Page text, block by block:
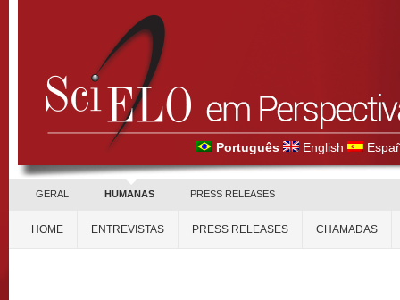
Português English
GERAL HUMANAS PRESS RELEASES
HOME ENTREVISTAS PRESS RELEASES CHAMADAS